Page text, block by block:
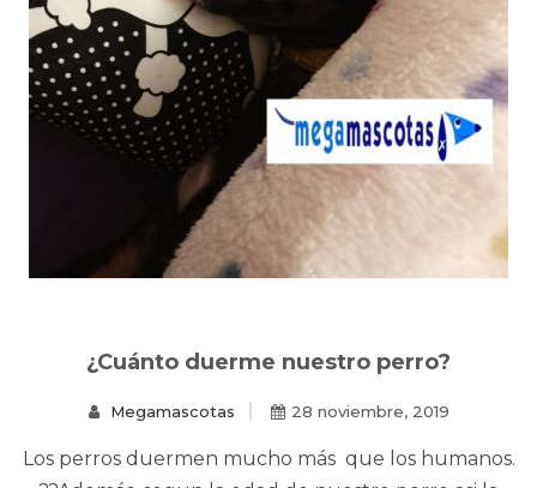
¿Cuánto duerme nuestro perro?
Megamascotas 28 noviembre, 2019
Los perros duermen mucho más que los humanos.